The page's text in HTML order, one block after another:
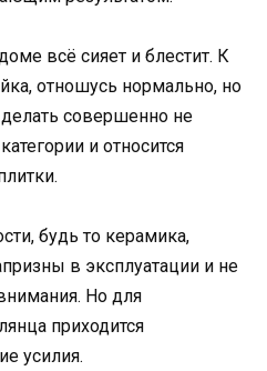
всё сияет и блестит. К
отношусь нормально, но
совершенно не
и относится
будь то керамика,
в эксплуатации и не
Но для
приходится
усилия.